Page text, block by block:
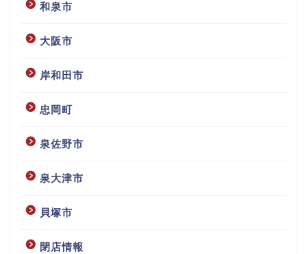
和泉市
大阪市
岸和田市
忠岡町
泉佐野市
泉大津市
貝塚市
閉店情報